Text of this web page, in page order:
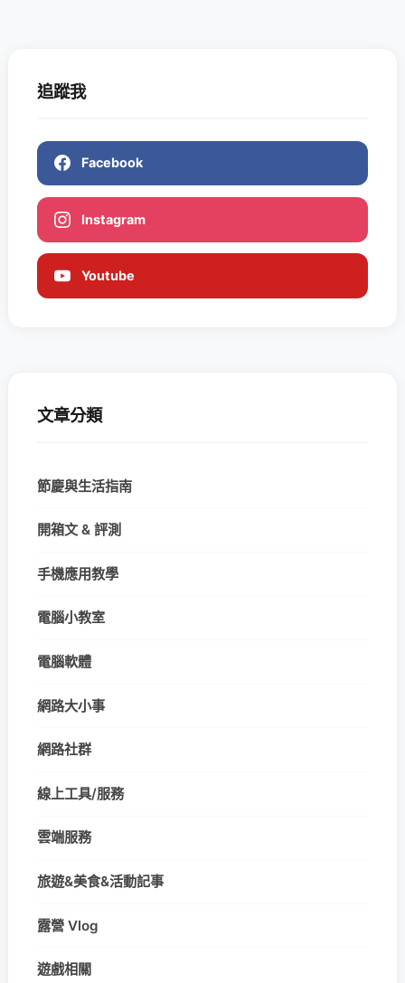
追蹤我
Facebook
Instagram
Youtube
文章分類
節慶與生活指南
開箱文 & 評測
手機應用教學
電腦小教室
電腦軟體
網路大小事
網路社群
線上工具/服務
雲端服務
旅遊&美食&活動記事
露營 Vlog
遊戲相關